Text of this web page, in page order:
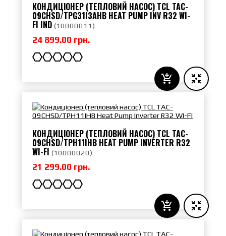
КОНДИЦІОНЕР (ТЕПЛОВИЙ НАСОС) TCL TAC-
09CHSD/TPG31I3AHB HEAT PUMP INV R32 WI-
FI IND (10000011 )
24 899.00 грн.
КОНДИЦІОНЕР (ТЕПЛОВИЙ НАСОС) TCL TAC-
09CHSD/TPH11IHB HEAT PUMP INVERTER R32
WI-FI (10000020)
21 299.00 грн.